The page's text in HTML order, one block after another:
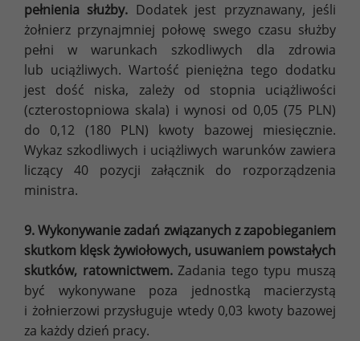
pełnienia służby. Dodatek jest przyznawany, jeśli
żołnierz przynajmniej połowę swego czasu służby
pełni w warunkach szkodliwych dla zdrowia
lub uciążliwych. Wartość pieniężna tego dodatku
jest dość niska, zależy od stopnia uciążliwości
(czterostopniowa skala) i wynosi od 0,05 (75 PLN)
do 0,12 (180 PLN) kwoty bazowej miesięcznie.
Wykaz szkodliwych i uciążliwych warunków zawiera
liczący 40 pozycji załącznik do rozporządzenia
ministra.
9. Wykonywanie zadań związanych z zapobieganiem
skutkom klęsk żywiołowych, usuwaniem powstałych
skutków, ratownictwem.Zadania tego typu muszą
być wykonywane poza jednostką macierzystą
i żołnierzowi przysługuje wtedy 0,03 kwoty bazowej
za każdy dzień pracy.